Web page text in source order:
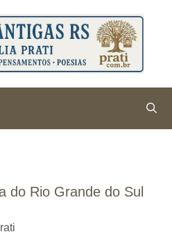
do Rio Grande do Sul